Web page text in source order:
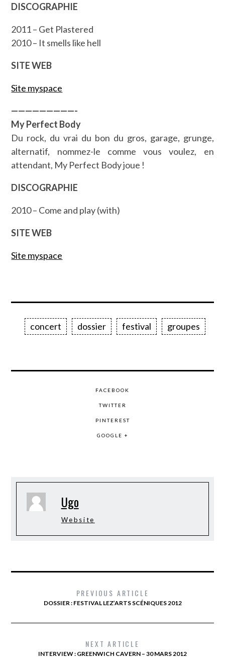
DISCOGRAPHIE
2011 – Get Plastered
2010 – It smells like hell
SITE WEB
Site myspace
—————————-
My Perfect Body
Du rock, du vrai du bon du gros, garage, grunge,
alternatif, nommez-le comme vous voulez, en
attendant, My Perfect Body joue !
DISCOGRAPHIE
2010 – Come and play (with)
SITE WEB
Site myspace
concert dossier festival groupes
FACEBOOK
TWITTER
PINTEREST
GOOGLE +
Ugo
Website
PREVIOUS ARTICLE
DOSSIER : FESTIVAL LEZ’ARTS SCÉNIQUES 2012
NEXT ARTICLE
INTERVIEW : GREENWICH CAVERN – 30 MARS 2012